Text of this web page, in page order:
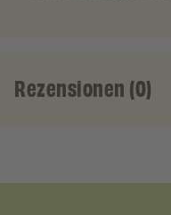
Rezensionen (0)